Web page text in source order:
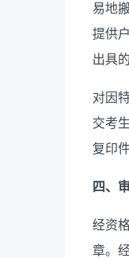
易地
提供
出具
对因
交考
复印
四、
经资
章。